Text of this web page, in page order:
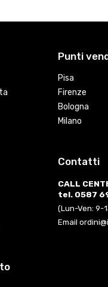
Punti
Pisa
Firenze
Bologna
Milano
Contatti
CALL
tel. 0587
(Lun-Ven: 9-
Email